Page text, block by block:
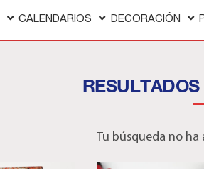
CALENDARIOS DECORACIÓN
Tu búsqueda no